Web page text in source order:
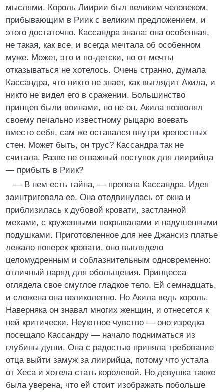
мыслями. Король Лиирии был великим человеком,
прибывающим в Риик с великим предложением, и
этого достаточно. Кассандра знала: она особенная,
не такая, как все, и всегда мечтала об особенном
муже. Может, это и по-детски, но от мечты
отказываться не хотелось. Очень странно, думала
Кассандра, что никто не знает, как выглядит Акила, и
никто не видел его в сражении. Большинство
принцев были воинами, но не он. Акила позволял
своему печально известному рыцарю воевать
вместо себя, сам же оставался внутри крепостных
стен. Может быть, он трус? Кассандра так не
считала. Разве не отважный поступок для лиирийца
— прибыть в Риик?
— В нем есть тайна, — пропела Кассандра. Идея
заинтриговала ее. Она отодвинулась от окна и
приблизилась к дубовой кровати, застланной
мехами, с кружевными покрывалами и надушенными
подушками. Приготовленное для нее Джансиз платье
лежало поперек кровати, оно выглядело
целомудренным и соблазнительным одновременно:
отличный наряд для обольщения. Принцесса
оглядела свое смуглое гладкое тело. Ей семнадцать,
и сложена она великолепно. Но Акила ведь король.
Наверняка он знавал многих женщин, и отнесется к
ней критически. Неуютное чувство — оно изредка
посещало Кассандру — начало подниматься из
глубины души. Она с радостью приняла требование
отца выйти замуж за лиирийца, потому что устала
от Хеса и хотела стать королевой. Но девушка также
была уверена, что ей стоит изображать побольше